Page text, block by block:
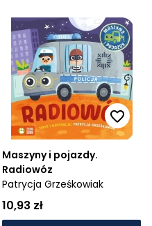
Maszyny i pojazdy.
Radiowóz
Patrycja Grześkowiak
10,93 zł